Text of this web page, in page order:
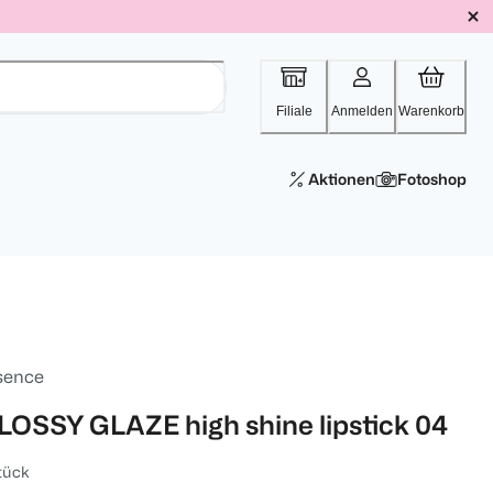
Filiale Anmelden Warenkorb
Aktionen Fotoshop
GLAZE high shine lipstick 04